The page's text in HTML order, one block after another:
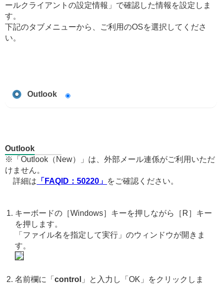
ールクライアントの設定情報」で確認した情報を設定しま
す。
下記のタブメニューから、ご利用のOSを選択してくださ
い。
Outlook
Outlook
※「Outlook（New）」は、外部メール連係がご利用いただ
けません。
詳細は 「FAQID：50220」 をご確認ください。
キーボードの［Windows］キーを押しながら［R］キー
を押します。
「ファイル名を指定して実行」のウィンドウが開きま
す。
名前欄に「 control 」と入力し「OK」をクリックしま